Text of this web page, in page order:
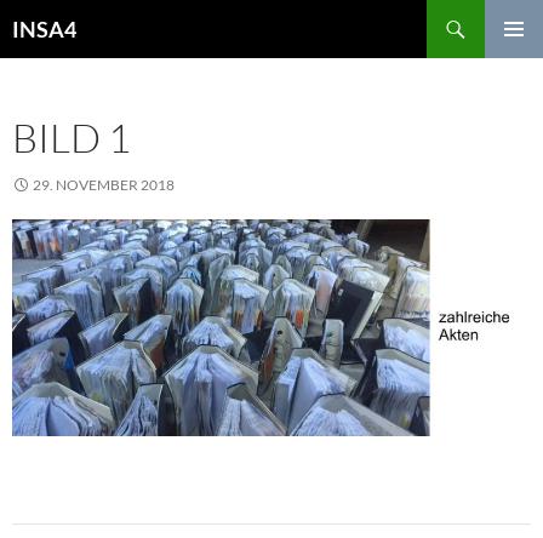
INSA4
BILD 1
29. NOVEMBER 2018